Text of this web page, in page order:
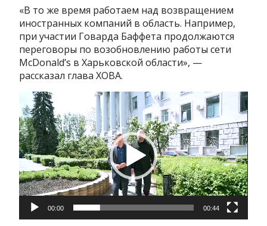
«В то же время работаем над возвращением
иностранных компаний в область. Например,
при участии Говарда Баффета продолжаются
переговоры по возобновлению работы сети
McDonald’s в Харьковской области», —
рассказал глава ХОВА.
Видеоплеер
00:00 00:44